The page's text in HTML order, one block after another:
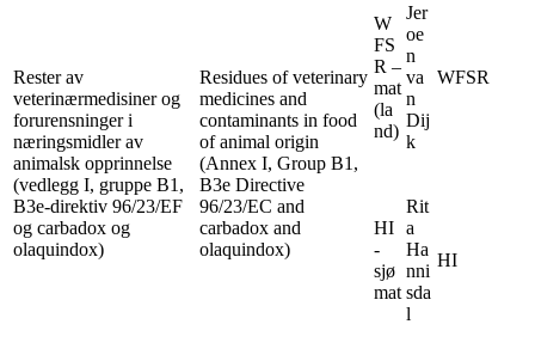
Rester av
veterinærmedisiner og
forurensninger i
næringsmidler av
animalsk opprinnelse
(vedlegg I, gruppe B1,
B3e-direktiv 96/23/EF
og carbadox og
olaquindox)
Residues of veterinary
medicines and
contaminants in food
of animal origin
(Annex I, Group B1,
B3e Directive
96/23/EC and
carbadox and
olaquindox)
W
FS
R –
mat
(la
nd)
Jer
oe
n
va
n
Dij
k
WFSR
HI
-
sjø
mat
Rit
a
Ha
nni
sda
l
HI